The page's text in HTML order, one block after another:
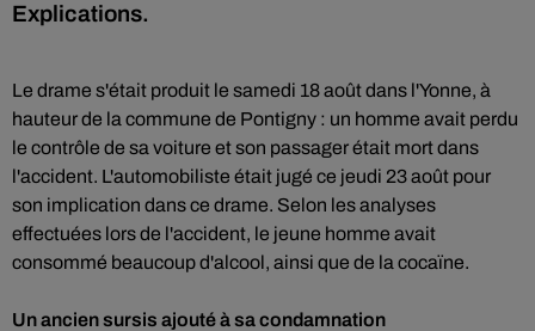
Explications.
Le drame s'était produit le samedi 18 août dans l'Yonne, à
hauteur de la commune de Pontigny : un homme avait perdu
le contrôle de sa voiture et son passager était mort dans
l'accident. L'automobiliste était jugé ce jeudi 23 août pour
son implication dans ce drame. Selon les analyses
effectuées lors de l'accident, le jeune homme avait
consommé beaucoup d'alcool, ainsi que de la cocaïne.
Un ancien sursis ajouté à sa condamnation